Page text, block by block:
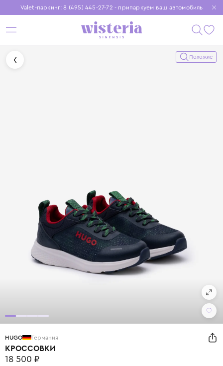
Valet-паркинг: 8 (495) 445-27-72 - припаркуем ваш автомобиль
Бесплатная доставка при заказе от 15 000 ₽
Установите приложение, чтобы покупки были еще удобнее
Похожие
HUGO Германия
КРОССОВКИ
18 500 ₽